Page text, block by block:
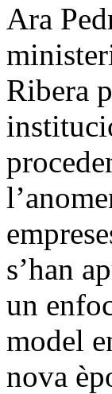
Ara
Ribera
s’han
un
model
nova